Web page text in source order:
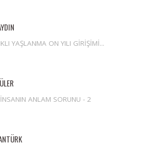
YAŞLANMA ON YILI GİRİŞİMİ...
ANLAM SORUNU - 2